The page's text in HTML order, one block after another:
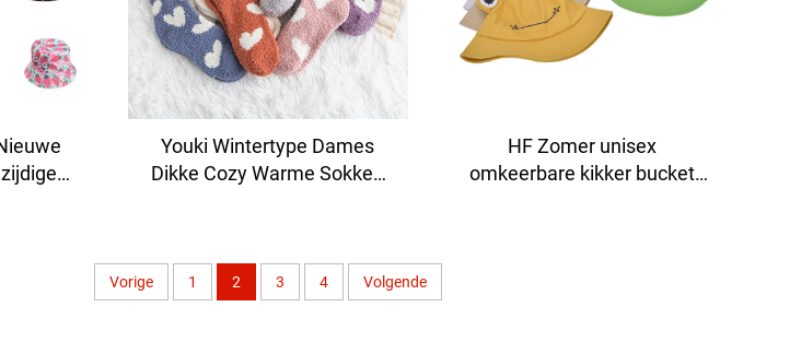
Youki Wintertype Dames
Dikke Cozy Warme Sokken
HF Zomer unisex
omkeerbare kikker bucket
Vorige 1 2 3 4 Volgende